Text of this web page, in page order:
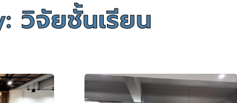
วิจัยชั้นเรียน